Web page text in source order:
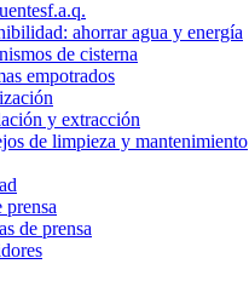
f.a.q.
ahorrar agua y energía
de cisterna
empotrados
y extracción
de limpieza y mantenimiento
prensa
de prensa